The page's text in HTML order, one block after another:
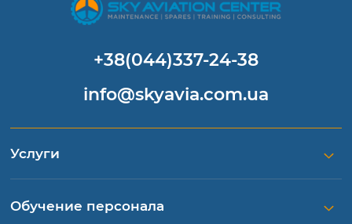
+38(044)337-24-38
info@skyavia.com.ua
Услуги
Обучение персонала